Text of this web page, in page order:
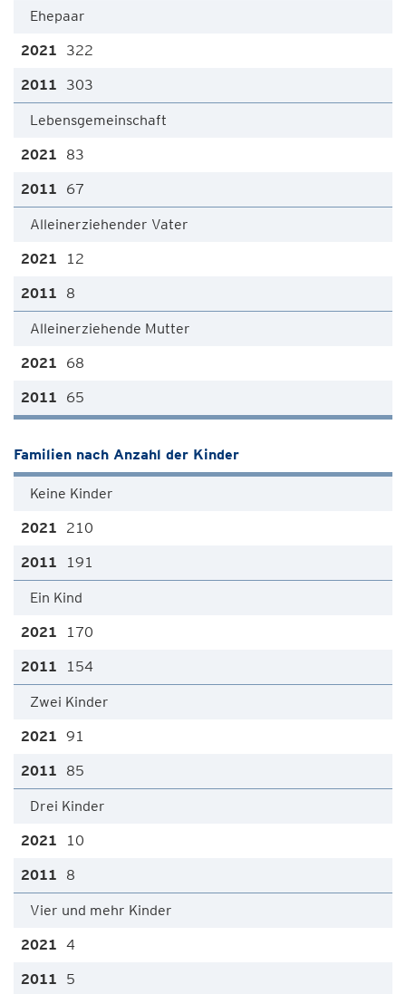
Ehepaar
322
303
Lebensgemeinschaft
83
67
Alleinerziehender Vater
12
8
Alleinerziehende Mutter
68
65
Familien nach Anzahl der Kinder
Keine Kinder
210
191
Ein Kind
170
154
Zwei Kinder
91
85
Drei Kinder
10
8
Vier und mehr Kinder
4
5